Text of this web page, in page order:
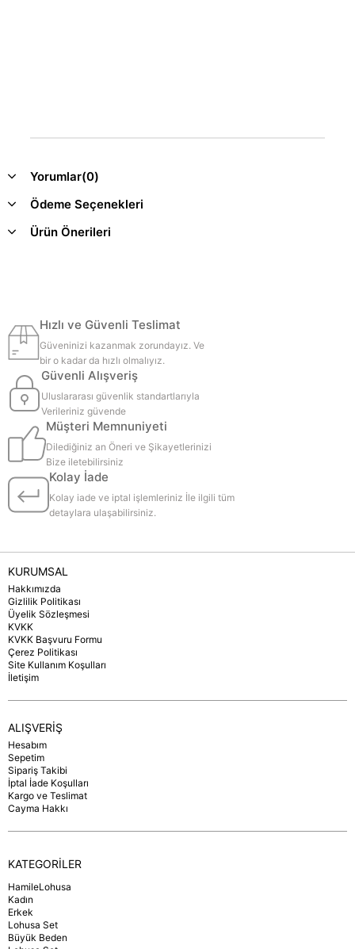
Yorumlar(0)
Ödeme Seçenekleri
Ürün Önerileri
Hızlı ve Güvenli Teslimat
Güveninizi kazanmak zorundayız. Ve
bir o kadar da hızlı olmalıyız.
Güvenli Alışveriş
Uluslararası güvenlik standartlarıyla
Verileriniz güvende
Müşteri Memnuniyeti
Dilediğiniz an Öneri ve Şikayetlerinizi
Bize iletebilirsiniz
Kolay İade
Kolay iade ve iptal işlemleriniz İle ilgili tüm
detaylara ulaşabilirsiniz.
KURUMSAL
Hakkımızda
Gizlilik Politikası
Üyelik Sözleşmesi
KVKK
KVKK Başvuru Formu
Çerez Politikası
Site Kullanım Koşulları
İletişim
ALIŞVERİŞ
Hesabım
Sepetim
Sipariş Takibi
İptal İade Koşulları
Kargo ve Teslimat
Cayma Hakkı
KATEGORİLER
HamileLohusa
Kadın
Erkek
Lohusa Set
Büyük Beden